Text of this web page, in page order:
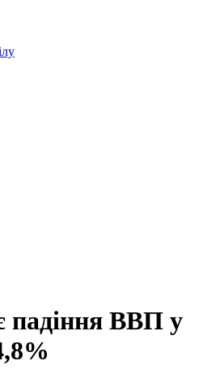
падіння ВВП у